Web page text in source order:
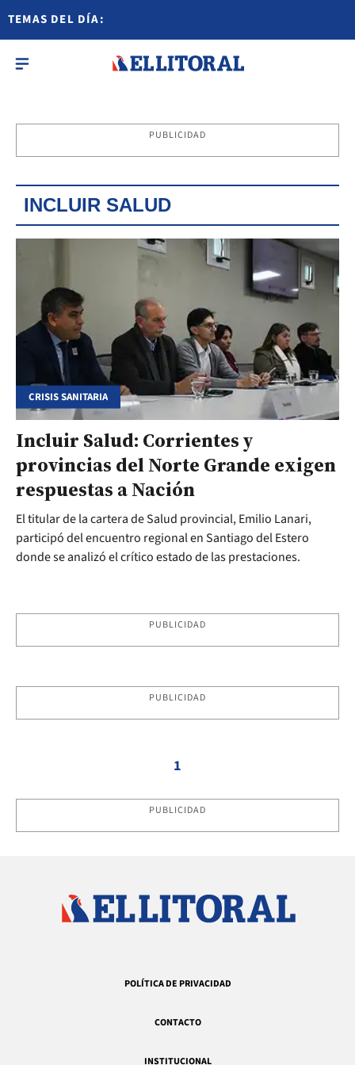
TEMAS DEL DÍA:
PUBLICIDAD
INCLUIR SALUD
CRISIS SANITARIA
Incluir Salud: Corrientes y
provincias del Norte Grande exigen
respuestas a Nación
El titular de la cartera de Salud provincial, Emilio Lanari,
participó del encuentro regional en Santiago del Estero
donde se analizó el crítico estado de las prestaciones.
PUBLICIDAD
PUBLICIDAD
1
PUBLICIDAD
POLÍTICA DE PRIVACIDAD
CONTACTO
INSTITUCIONAL